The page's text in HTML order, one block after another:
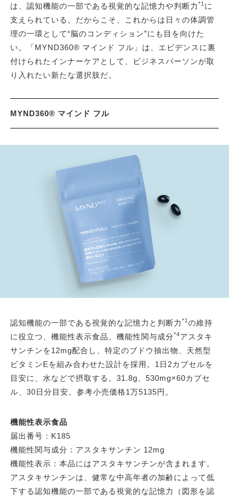
は、認知機能の一部である視覚的な記憶力や判断力 *1に
支えられている。だからこそ、これからは日々の体調管
理の一環として“脳のコンディション”にも目を向けた
い。「MYND360® マインド フル」は、エビデンスに裏
付けられたインナーケアとして、ビジネスパーソンが取
り入れたい新たな選択肢だ。
MYND360® マインド フル
認知機能の一部である視覚的な記憶力と判断力 *1 の維持
に役立つ、機能性表示食品。機能性関与成分*4アスタキ
サンチンを12mg配合し、特定のブドウ抽出物、天然型
ビタミンEを組み合わせた設計を採用。1日2カプセルを
目安に、水などで摂取する。31.8g、530mg×60カプセ
ル、30日分目安。参考小売価格1万5135円。
機能性表示食品
届出番号：K185
機能性関与成分：アスタキサンチン 12mg
機能性表示：本品にはアスタキサンチンが含まれます。
アスタキサンチンは、健常な中高年者の加齢によって低
下する認知機能の一部である視覚的な記憶力（図形を認